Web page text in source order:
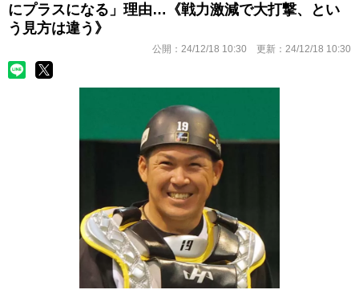
にプラスになる」理由…《戦力激減で大打撃、とい
う見方は違う》
公開： 24/12/18 10:30 更新： 24/12/18 10:30